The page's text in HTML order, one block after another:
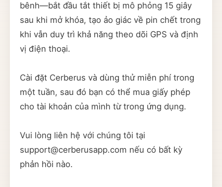
bênh—bắt đầu tắt thiết bị mô phỏng 15 giây
sau khi mở khóa, tạo ảo giác về pin chết trong
khi vẫn duy trì khả năng theo dõi GPS và định
vị điện thoại.
Cài đặt Cerberus và dùng thử miễn phí trong
một tuần, sau đó bạn có thể mua giấy phép
cho tài khoản của mình từ trong ứng dụng.
Vui lòng liên hệ với chúng tôi tại
support@cerberusapp.com nếu có bất kỳ
phản hồi nào.